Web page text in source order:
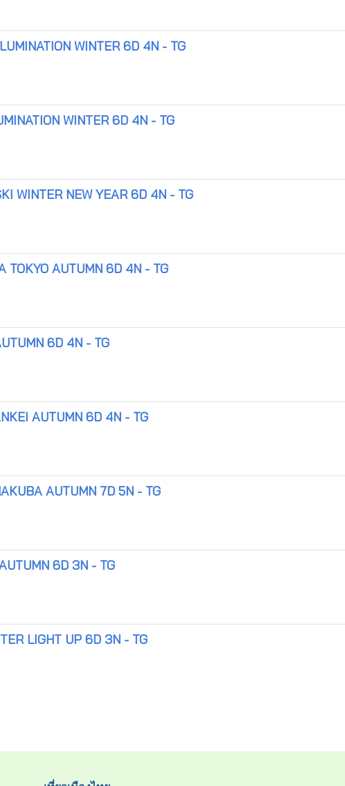
WINTER 6D 4N - TG
WINTER 6D 4N - TG
WINTER NEW YEAR 6D 4N - TG
TOKYO AUTUMN 6D 4N - TG
6D 4N - TG
AUTUMN 6D 4N - TG
AUTUMN 7D 5N - TG
6D 3N - TG
LIGHT UP 6D 3N - TG